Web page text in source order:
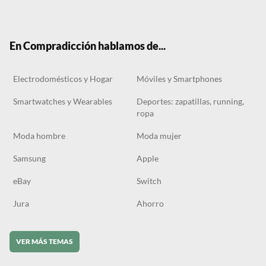
En Compradicción hablamos de...
Electrodomésticos y Hogar Móviles y Smartphones
Smartwatches y Wearables
Deportes: zapatillas, running,
ropa
Moda hombre Moda mujer
Samsung Apple
eBay Switch
Jura Ahorro
VER MÁS TEMAS